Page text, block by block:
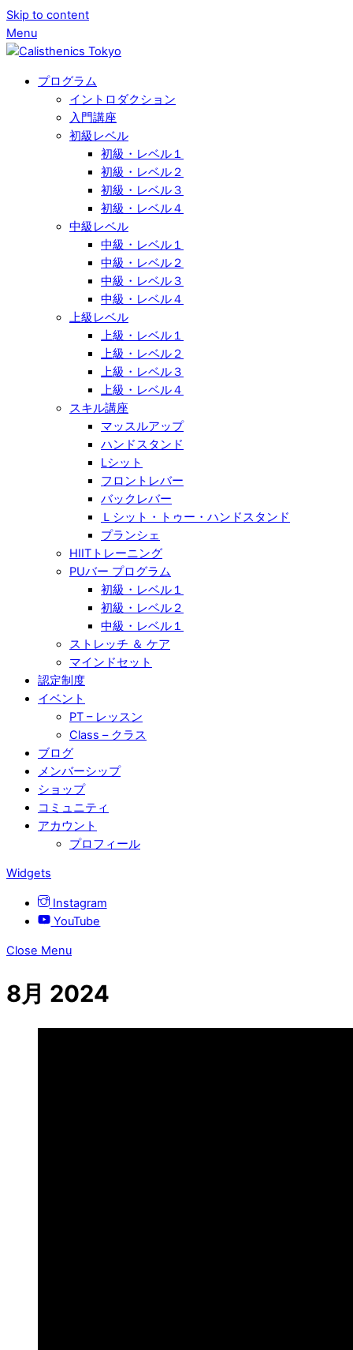
Skip to content
Menu
プログラム
イントロダクション
入門講座
初級レベル
初級・レベル１
初級・レベル２
初級・レベル３
初級・レベル４
中級レベル
中級・レベル１
中級・レベル２
中級・レベル３
中級・レベル４
上級レベル
上級・レベル１
上級・レベル２
上級・レベル３
上級・レベル４
スキル講座
マッスルアップ
ハンドスタンド
Lシット
フロントレバー
バックレバー
Ｌシット・トゥー・ハンドスタンド
プランシェ
HIITトレーニング
PUバー プログラム
初級・レベル１
初級・レベル２
中級・レベル１
ストレッチ ＆ ケア
マインドセット
認定制度
イベント
PT – レッスン
Class – クラス
ブログ
メンバーシップ
ショップ
コミュニティ
アカウント
プロフィール
Widgets
Instagram
YouTube
Close Menu
8月 2024